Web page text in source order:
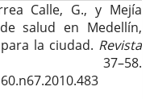
Calle, G., y Mejía
salud en Medellín,
la ciudad. Revista